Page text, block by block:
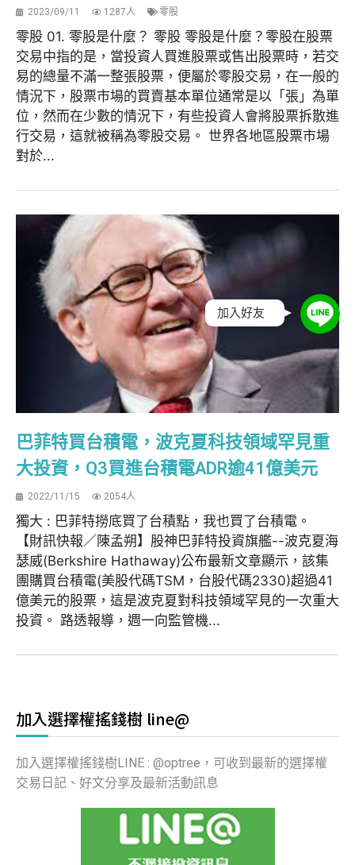
2023/09/11 1287人 零股
零股 01. 零股是什麼？ 零股 零股是什麼？零股在股票
交易中指的是，當投資人買進股票或售出股票時，若交
易的總量不滿一整張股票，便屬於零股交易，在一般的
情況下，股票市場的買賣基本單位通常是以「張」為單
位，然而在少數的情況下，有些投資人會將股票拆散進
行交易，這就被稱為零股交易。 世界各地區股票市場
對於...
巴菲特買台積電，波克夏科技領域罕見重
大投資，Q3買進台積電ADR逾41億美元
2022/11/15 2054人
獨大 : 巴菲特撈底買了台積點，我也買了台積電。
【財訊快報／陳孟朔】股神巴菲特投資旗艦--波克夏海
瑟威(Berkshire Hathaway)公布最新文章顯示，該集
團購買台積電(美股代碼TSM，台股代碼2330)超過41
億美元的股票，這是波克夏對科技領域罕見的一次重大
投資。 路透報導，週一向監管機...
加入選擇權搖錢樹 line@
加入選擇權搖錢樹LINE : @optree，可收到最新的選擇權
交易日記、好文分享及最新活動訊息
加入好友